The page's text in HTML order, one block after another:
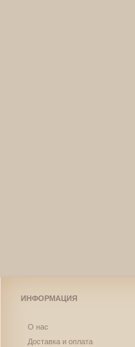
ИНФОРМАЦИЯ
О нас
Доставка и оплата